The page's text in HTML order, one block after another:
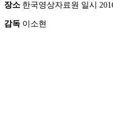
장소 한국영상자료원 일시
감독 이소현